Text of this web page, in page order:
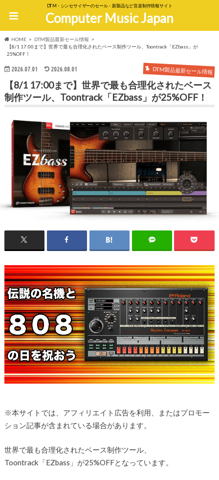
DTM・シンセサイザーのセール・新製品など音楽制作情報サイト
Computer Music Japan
HOME
DTM製品最新セール情報
【8/1 17:00まで】世界で最も合理化されたベース制作ツール、Toontrack「EZbass」が
25%OFF！
2026.07.01 2026.08.01 DTM製品最新セール情報
【8/1 17:00まで】世界で最も合理化されたベース
制作ツール、Toontrack「EZbass」が25%OFF！
※本サイトでは、アフィリエイト広告を利用、またはプロモー
ション記事が含まれている場合があります。
世界で最も合理化されたベース制作ツール、
Toontrack「EZbass」が25%OFFとなっています。